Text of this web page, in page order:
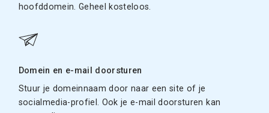
hoofddomein. Geheel kosteloos.
Domein en e-mail doorsturen
Stuur je domeinnaam door naar een site of je
socialmedia-profiel. Ook je e-mail doorsturen kan